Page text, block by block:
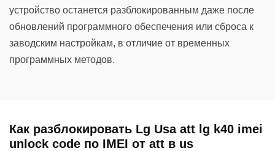
устройство останется разблокированным даже после
обновлений программного обеспечения или сброса к
заводским настройкам, в отличие от временных
программных методов.
Как разблокировать Lg Usa att lg k40 imei
unlock code по IMEI от att в us